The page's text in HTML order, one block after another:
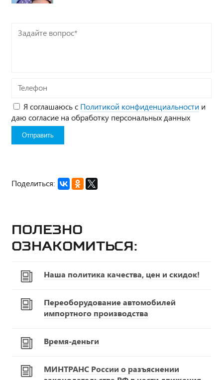
Задайте
вопрос*
Телефон
Я соглашаюсь с Политикой конфиденциальности и
даю согласие на обработку персональных данных
Поделиться:
Полезно
ознакомиться:
Наша политика качества, цен и скидок!
Переоборудование автомобилей
импортного производства
Время-деньги
МИНТРАНС России о разъяснении